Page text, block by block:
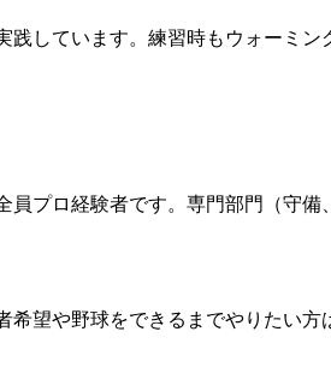
しています。練習時もウォーミ
プロ経験者です。専門部門（守
望や野球をできるまでやりたい方